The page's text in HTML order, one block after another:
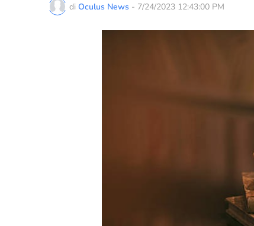
di Oculus News - 7/24/2023 12:43:00 PM